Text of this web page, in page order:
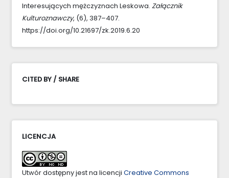
Interesujących mężczyznach Leskowa. Załącznik
Kulturoznawczy, (6), 387–407.
https://doi.org/10.21697/zk.2019.6.20
CITED BY / SHARE
LICENCJA
Utwór dostępny jest na licencji Creative Commons